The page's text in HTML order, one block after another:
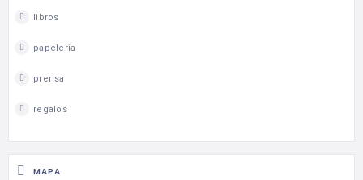
libros
papeleria
prensa
regalos
MAPA